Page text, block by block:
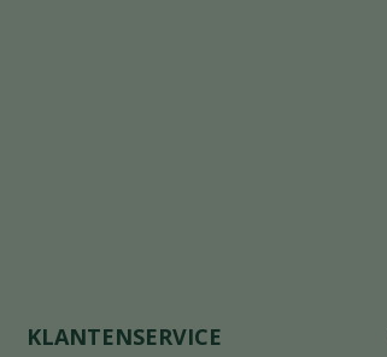
KLANTENSERVICE